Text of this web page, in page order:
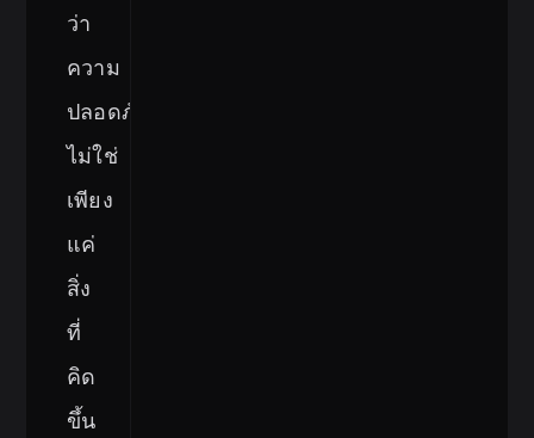
ว่า
ความ
ปลอดภัย
ไม่ใช่
เพียง
แค่
สิ่ง
ที่
คิด
ขึ้น